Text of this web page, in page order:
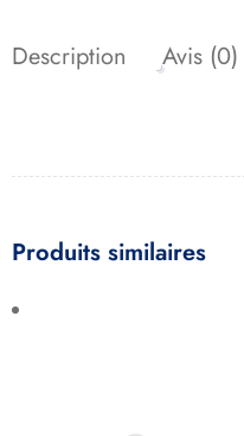
Description Avis (0)
Produits similaires